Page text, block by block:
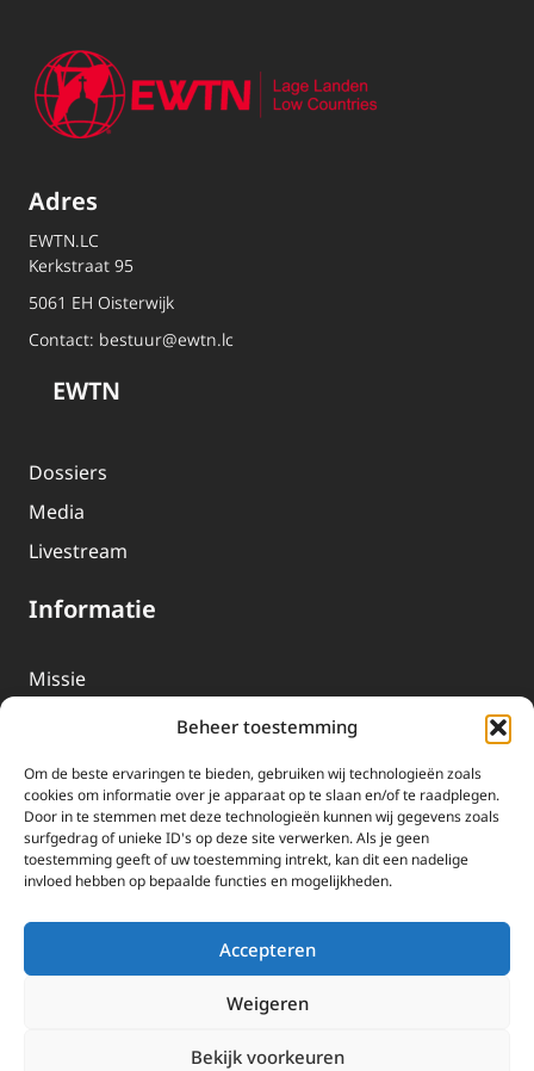
Beheer toestemming
Om de beste ervaringen te bieden, gebruiken wij technologieën zoals
cookies om informatie over je apparaat op te slaan en/of te raadplegen.
Door in te stemmen met deze technologieën kunnen wij gegevens zoals
surfgedrag of unieke ID's op deze site verwerken. Als je geen
toestemming geeft of uw toestemming intrekt, kan dit een nadelige
invloed hebben op bepaalde functies en mogelijkheden.
Accepteren
Weigeren
Bekijk voorkeuren
Adres
EWTN.LC
Kerkstraat 95
5061 EH Oisterwijk
Contact: bestuur@ewtn.lc
EWTN
Dossiers
Media
Livestream
Informatie
Missie
EWTN-Team
Organisatiegegevens
Doneren
EWTN wordt uitsluitend gefinancierd door uw donaties.
Wij ontvangen bewust geen advertentie-inkomsten of